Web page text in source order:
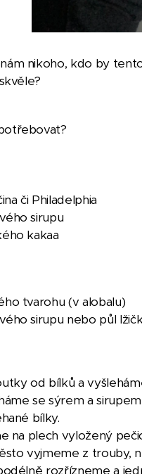
nikoho, kdo by
či Philadelphia
sirupu
kakaa
tvarohu (v alobalu)
sirupu nebo půl
od bílků a
se sýrem a
bílky.
na plech vyložený
vyjmeme z trouby,
rozřízneme a